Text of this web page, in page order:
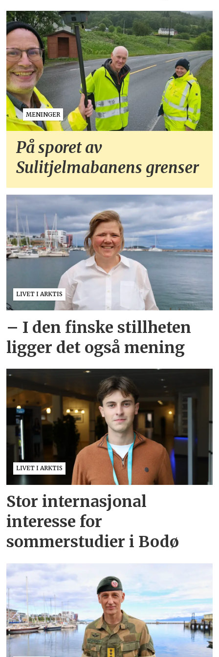
MENINGER
På sporet av
Sulitjelmabanens grenser
LIVET I ARKTIS
– I den finske stillheten
ligger det også mening
LIVET I ARKTIS
Stor internasjonal
interesse for
sommerstudier i Bodø